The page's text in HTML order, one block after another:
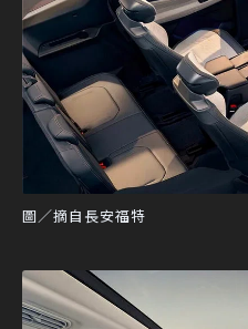
圖／摘自長安福特